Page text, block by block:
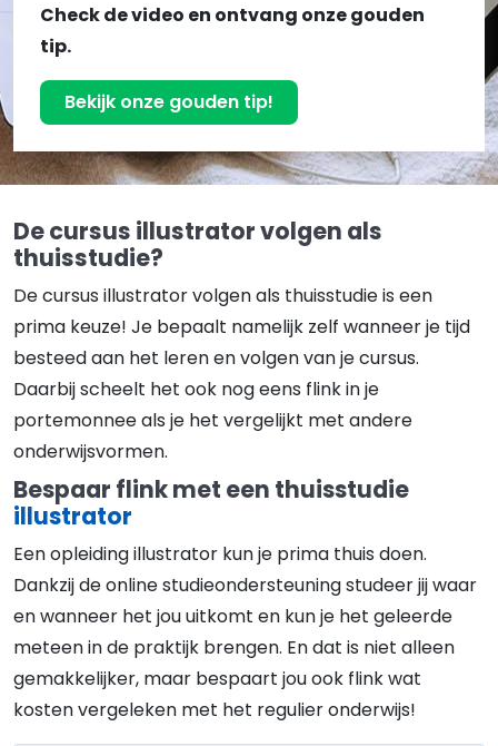
Check de video en ontvang onze gouden
tip.
Bekijk onze gouden tip!
De cursus illustrator volgen als
thuisstudie?
De cursus illustrator volgen als thuisstudie is een
prima keuze! Je bepaalt namelijk zelf wanneer je tijd
besteed aan het leren en volgen van je cursus.
Daarbij scheelt het ook nog eens flink in je
portemonnee als je het vergelijkt met andere
onderwijsvormen.
Bespaar flink met een thuisstudie
illustrator
Een opleiding illustrator kun je prima thuis doen.
Dankzij de online studieondersteuning studeer jij waar
en wanneer het jou uitkomt en kun je het geleerde
meteen in de praktijk brengen. En dat is niet alleen
gemakkelijker, maar bespaart jou ook flink wat
kosten vergeleken met het regulier onderwijs!